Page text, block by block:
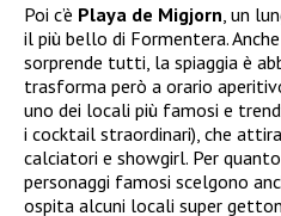
Poi c’è Playa de Migjorn , un
il più bello di Formentera.
sorprende tutti, la spiaggia è
trasforma però a orario
uno dei locali più famosi e
i cocktail straordinari), che
calciatori e showgirl. Per
personaggi famosi scelgono
ospita alcuni locali super